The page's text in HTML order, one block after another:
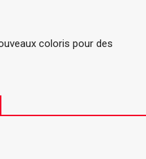
coloris pour des